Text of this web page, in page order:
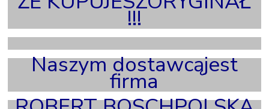
!!!
Naszym dostawcąjest
firma